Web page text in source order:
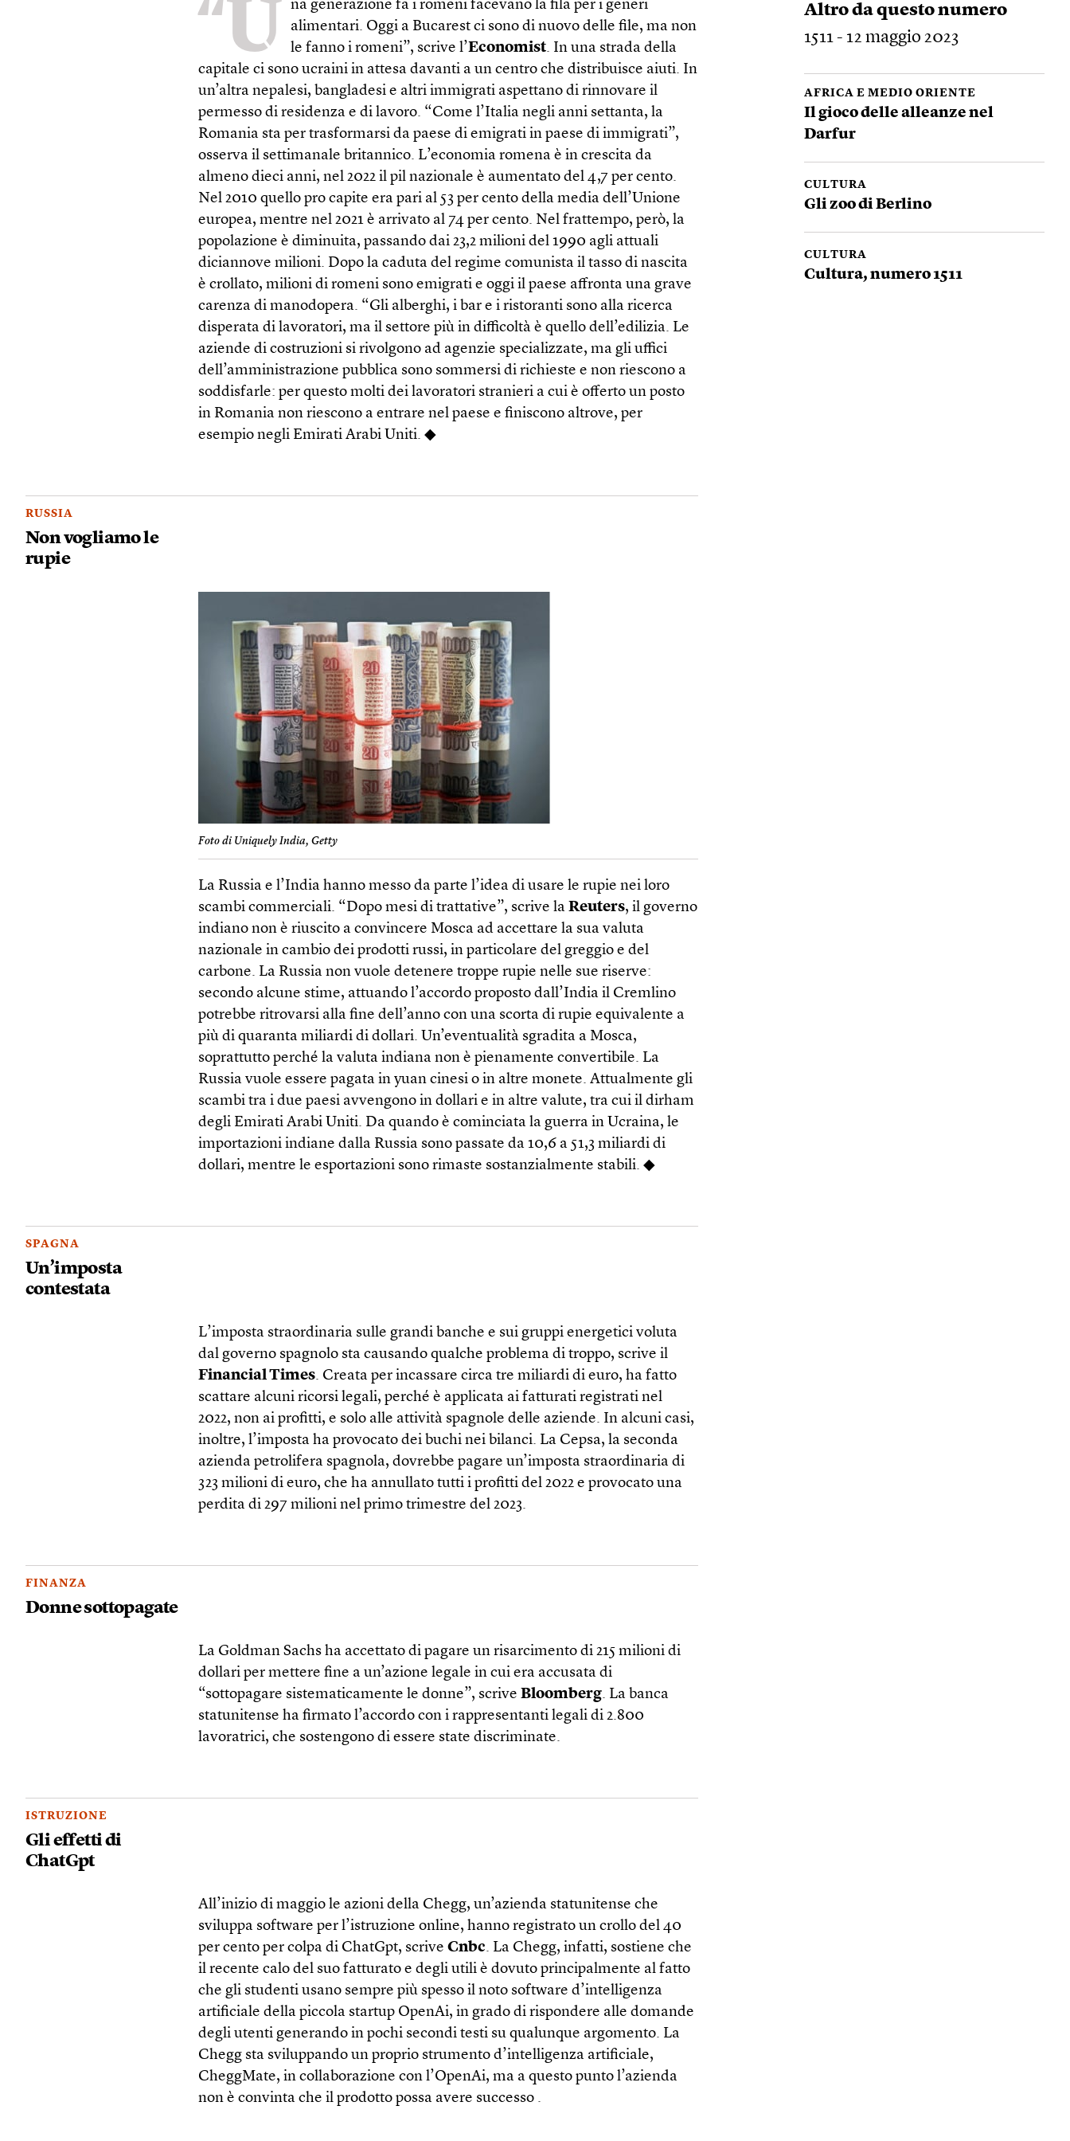
“U na generazione fa i romeni facevano la fila per i generi
alimentari. Oggi a Bucarest ci sono di nuovo delle file, ma non
le fanno i romeni”, scrive l’Economist. In una strada della
capitale ci sono ucraini in attesa davanti a un centro che distribuisce aiuti. In
un’altra nepalesi, bangladesi e altri immigrati aspettano di rinnovare il
permesso di residenza e di lavoro. “Come l’Italia negli anni settanta, la
Romania sta per trasformarsi da paese di emigrati in paese di immigrati”,
osserva il settimanale britannico. L’economia romena è in crescita da
almeno dieci anni, nel 2022 il pil nazionale è aumentato del 4,7 per cento.
Nel 2010 quello pro capite era pari al 53 per cento della media dell’Unione
europea, mentre nel 2021 è arrivato al 74 per cento. Nel frattempo, però, la
popolazione è diminuita, passando dai 23,2 milioni del 1990 agli attuali
diciannove milioni. Dopo la caduta del regime comunista il tasso di nascita
è crollato, milioni di romeni sono emigrati e oggi il paese affronta una grave
carenza di manodopera. “Gli alberghi, i bar e i ristoranti sono alla ricerca
disperata di lavoratori, ma il settore più in difficoltà è quello dell’edilizia. Le
aziende di costruzioni si rivolgono ad agenzie specializzate, ma gli uffici
dell’amministrazione pubblica sono sommersi di richieste e non riescono a
soddisfarle: per questo molti dei lavoratori stranieri a cui è offerto un posto
in Romania non riescono a entrare nel paese e finiscono altrove, per
esempio negli Emirati Arabi Uniti. ◆
RUSSIA
Non vogliamo le
rupie
Foto di Uniquely India, Getty
La Russia e l’India hanno messo da parte l’idea di usare le rupie nei loro
scambi commerciali. “Dopo mesi di trattative”, scrive laReuters, il governo
indiano non è riuscito a convincere Mosca ad accettare la sua valuta
nazionale in cambio dei prodotti russi, in particolare del greggio e del
carbone. La Russia non vuole detenere troppe rupie nelle sue riserve:
secondo alcune stime, attuando l’accordo proposto dall’India il Cremlino
potrebbe ritrovarsi alla fine dell’anno con una scorta di rupie equivalente a
più di quaranta miliardi di dollari. Un’eventualità sgradita a Mosca,
soprattutto perché la valuta indiana non è pienamente convertibile. La
Russia vuole essere pagata in yuan cinesi o in altre monete. Attualmente gli
scambi tra i due paesi avvengono in dollari e in altre valute, tra cui il dirham
degli Emirati Arabi Uniti. Da quando è cominciata la guerra in Ucraina, le
importazioni indiane dalla Russia sono passate da 10,6 a 51,3 miliardi di
dollari, mentre le esportazioni sono rimaste sostanzialmente stabili. ◆
SPAGNA
Un’imposta
contestata
L’imposta straordinaria sulle grandi banche e sui gruppi energetici voluta
dal governo spagnolo sta causando qualche problema di troppo, scrive il
Financial Times. Creata per incassare circa tre miliardi di euro, ha fatto
scattare alcuni ricorsi legali, perché è applicata ai fatturati registrati nel
2022, non ai profitti, e solo alle attività spagnole delle aziende. In alcuni casi,
inoltre, l’imposta ha provocato dei buchi nei bilanci. La Cepsa, la seconda
azienda petrolifera spagnola, dovrebbe pagare un’imposta straordinaria di
323 milioni di euro, che ha annullato tutti i profitti del 2022 e provocato una
perdita di 297 milioni nel primo trimestre del 2023.
FINANZA
Donne sottopagate
La Goldman Sachs ha accettato di pagare un risarcimento di 215 milioni di
dollari per mettere fine a un’azione legale in cui era accusata di
“sottopagare sistematicamente le donne”, scriveBloomberg. La banca
statunitense ha firmato l’accordo con i rappresentanti legali di 2.800
lavoratrici, che sostengono di essere state discriminate.
ISTRUZIONE
Gli effetti di
ChatGpt
All’inizio di maggio le azioni della Chegg, un’azienda statunitense che
sviluppa software per l’istruzione online, hanno registrato un crollo del 40
per cento per colpa di ChatGpt, scriveCnbc. La Chegg, infatti, sostiene che
il recente calo del suo fatturato e degli utili è dovuto principalmente al fatto
che gli studenti usano sempre più spesso il noto software d’intelligenza
artificiale della piccola startup OpenAi, in grado di rispondere alle domande
degli utenti generando in pochi secondi testi su qualunque argomento. La
Chegg sta sviluppando un proprio strumento d’intelligenza artificiale,
CheggMate, in collaborazione con l’OpenAi, ma a questo punto l’azienda
non è convinta che il prodotto possa avere successo .
Altro da questo numero
1511 - 12 maggio 2023
AFRICA E MEDIO ORIENTE
Il gioco delle alleanze nel
Darfur
CULTURA
Gli zoo di Berlino
CULTURA
Cultura, numero 1511